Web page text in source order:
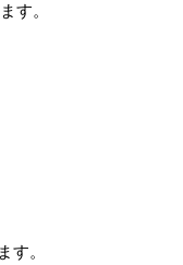
す。
す。